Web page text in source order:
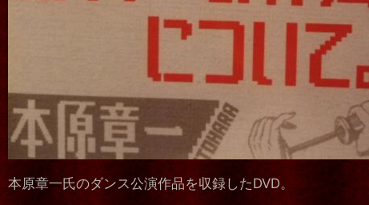
本原章一氏のダンス公演作品を収録したDVD。